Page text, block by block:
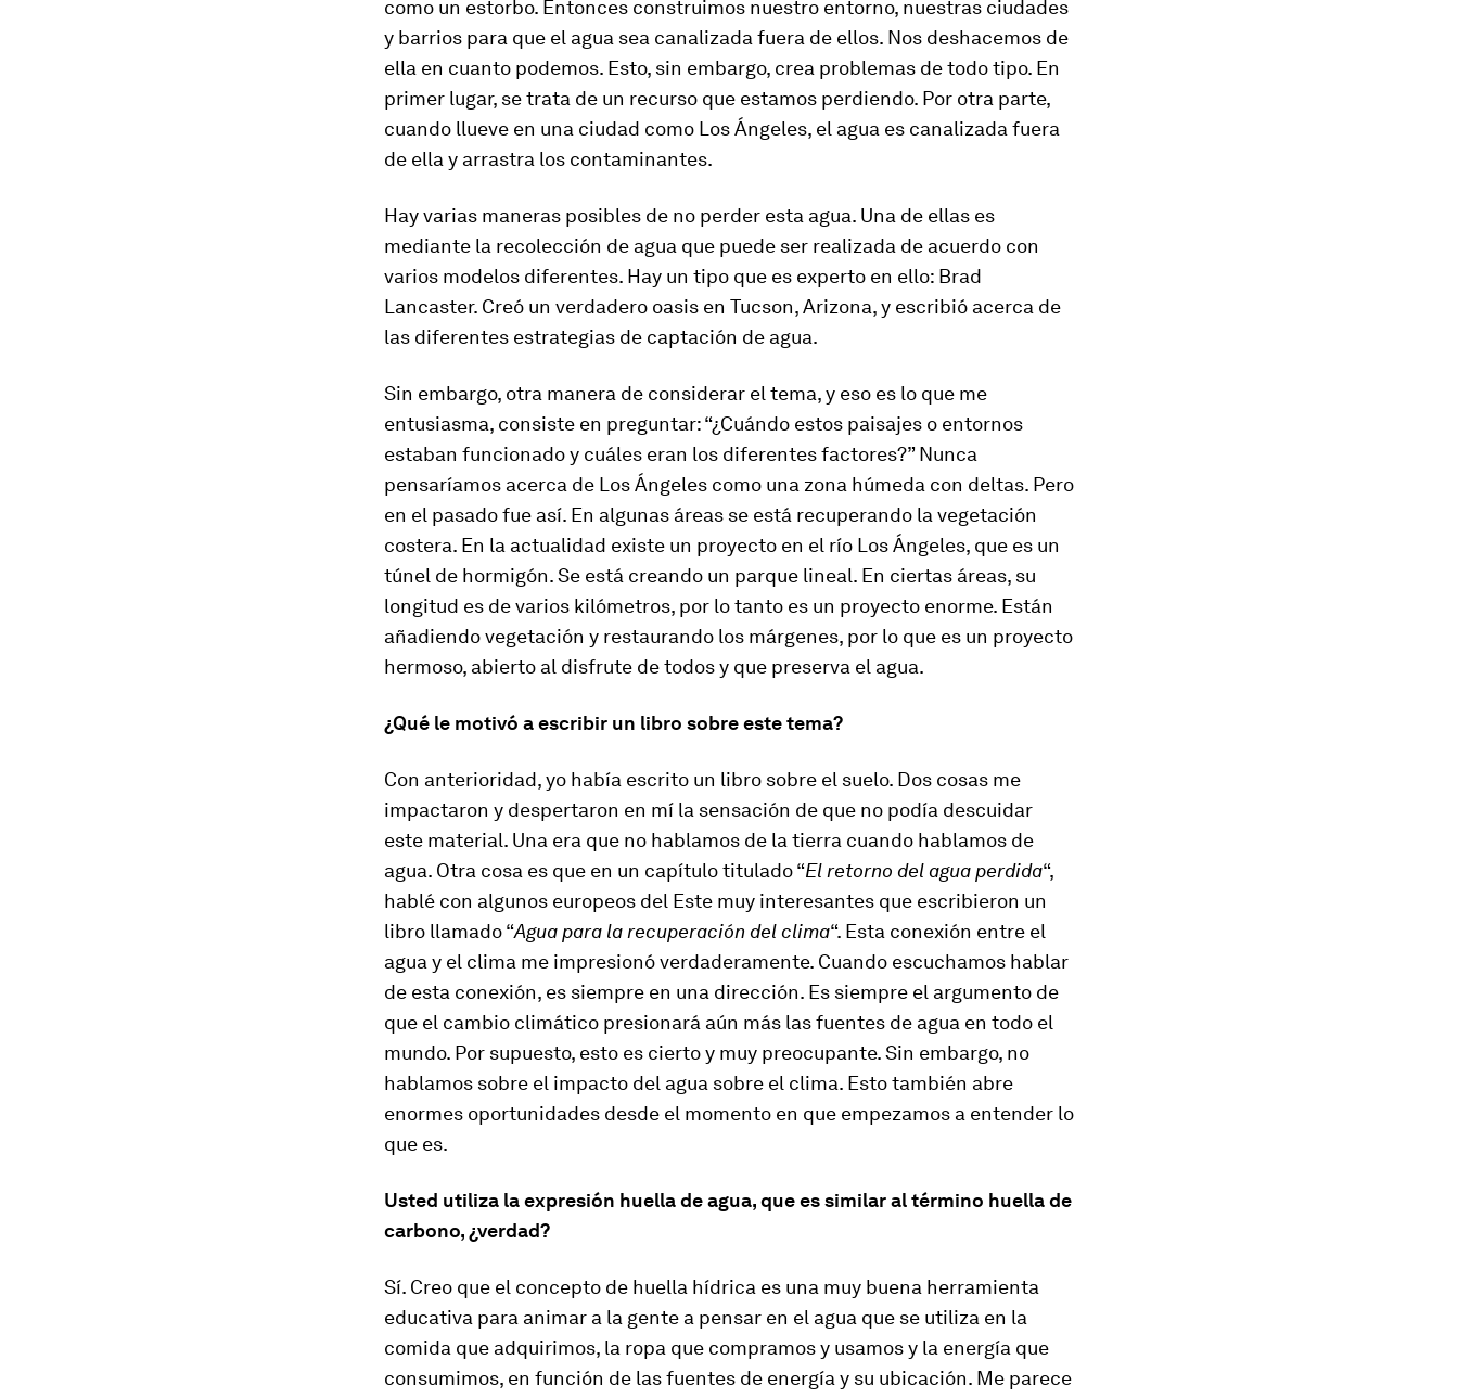
como un estorbo. Entonces construimos nuestro entorno, nuestras ciudades
y barrios para que el agua sea canalizada fuera de ellos. Nos deshacemos de
ella en cuanto podemos. Esto, sin embargo, crea problemas de todo tipo. En
primer lugar, se trata de un recurso que estamos perdiendo. Por otra parte,
cuando llueve en una ciudad como Los Ángeles, el agua es canalizada fuera
de ella y arrastra los contaminantes.
Hay varias maneras posibles de no perder esta agua. Una de ellas es
mediante la recolección de agua que puede ser realizada de acuerdo con
varios modelos diferentes. Hay un tipo que es experto en ello: Brad
Lancaster. Creó un verdadero oasis en Tucson, Arizona, y escribió acerca de
las diferentes estrategias de captación de agua.
Sin embargo, otra manera de considerar el tema, y eso es lo que me
entusiasma, consiste en preguntar: “¿Cuándo estos paisajes o entornos
estaban funcionado y cuáles eran los diferentes factores?” Nunca
pensaríamos acerca de Los Ángeles como una zona húmeda con deltas. Pero
en el pasado fue así. En algunas áreas se está recuperando la vegetación
costera. En la actualidad existe un proyecto en el río Los Ángeles, que es un
túnel de hormigón. Se está creando un parque lineal. En ciertas áreas, su
longitud es de varios kilómetros, por lo tanto es un proyecto enorme. Están
añadiendo vegetación y restaurando los márgenes, por lo que es un proyecto
hermoso, abierto al disfrute de todos y que preserva el agua.
¿Qué le motivó a escribir un libro sobre este tema?
Con anterioridad, yo había escrito un libro sobre el suelo. Dos cosas me
impactaron y despertaron en mí la sensación de que no podía descuidar
este material. Una era que no hablamos de la tierra cuando hablamos de
agua. Otra cosa es que en un capítulo titulado “El retorno del agua perdida“,
hablé con algunos europeos del Este muy interesantes que escribieron un
libro llamado “Agua para la recuperación del clima“. Esta conexión entre el
agua y el clima me impresionó verdaderamente. Cuando escuchamos hablar
de esta conexión, es siempre en una dirección. Es siempre el argumento de
que el cambio climático presionará aún más las fuentes de agua en todo el
mundo. Por supuesto, esto es cierto y muy preocupante. Sin embargo, no
hablamos sobre el impacto del agua sobre el clima. Esto también abre
enormes oportunidades desde el momento en que empezamos a entender lo
que es.
Usted utiliza la expresión huella de agua, que es similar al término huella de
carbono, ¿verdad?
Sí. Creo que el concepto de huella hídrica es una muy buena herramienta
educativa para animar a la gente a pensar en el agua que se utiliza en la
comida que adquirimos, la ropa que compramos y usamos y la energía que
consumimos, en función de las fuentes de energía y su ubicación. Me parece